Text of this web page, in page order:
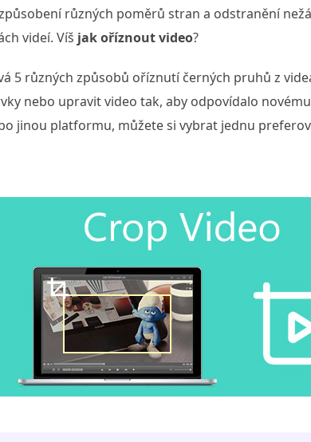
různých poměrů stran a odstranění
videí. Víš jak oříznout video?
5 různých způsobů oříznutí černých pruhů z
nebo upravit video tak, aby odpovídalo
jinou platformu, můžete si vybrat jednu